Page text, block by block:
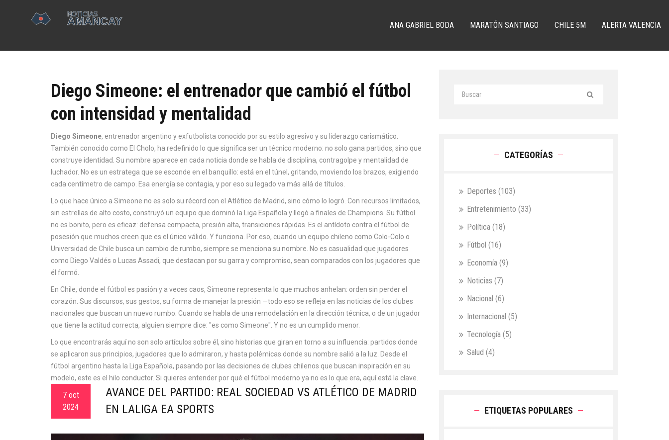
ANA GABRIEL BODA MARATÓN SANTIAGO CHILE 5M ALERTA VALENCIA
Diego Simeone: el entrenador que cambió el fútbol
con intensidad y mentalidad
Diego Simeone, entrenador argentino y exfutbolista conocido por su estilo agresivo y su liderazgo carismático
También conocido como El Cholo, ha redefinido lo que significa ser un técnico moderno: no solo gana partidos, sino que
construye identidad. Su nombre aparece en cada noticia donde se habla de disciplina, contragolpe y mentalidad de
luchador. No es un estratega que se esconde en el banquillo: está en el túnel, gritando, moviendo los brazos, exigiendo
cada centímetro de campo. Esa energía se contagia, y por eso su legado va más allá de títulos.
Lo que hace único a Simeone no es solo su récord con el Atlético de Madrid, sino cómo lo logró. Con recursos limitados,
sin estrellas de alto costo, construyó un equipo que dominó la Liga Española y llegó a finales de Champions. Su fútbol
no es bonito, pero es eficaz: defensa compacta, presión alta, transiciones rápidas. Es el antídoto contra el fútbol de
posesión que muchos creen que es el único válido. Y funciona. Por eso, cuando un equipo chileno como Colo-Colo o
Universidad de Chile busca un cambio de rumbo, siempre se menciona su nombre. No es casualidad que jugadores
como Diego Valdés o Lucas Assadi, que destacan por su garra y compromiso, sean comparados con los jugadores que
él formó.
En Chile, donde el fútbol es pasión y a veces caos, Simeone representa lo que muchos anhelan: orden sin perder el
corazón. Sus discursos, sus gestos, su forma de manejar la presión —todo eso se refleja en las noticias de los clubes
nacionales que buscan un nuevo rumbo. Cuando se habla de una remodelación en la dirección técnica, o de un jugador
que tiene la actitud correcta, alguien siempre dice: "es como Simeone". Y no es un cumplido menor.
Lo que encontrarás aquí no son solo artículos sobre él, sino historias que giran en torno a su influencia: partidos donde
se aplicaron sus principios, jugadores que lo admiraron, y hasta polémicas donde su nombre salió a la luz. Desde el
fútbol argentino hasta la Liga Española, pasando por las decisiones de clubes chilenos que buscan inspiración en su
modelo, este es el hilo conductor. Si quieres entender por qué el fútbol moderno ya no es lo que era, aquí está la clave.
7 oct
2024
AVANCE DEL PARTIDO: REAL SOCIEDAD VS ATLÉTICO DE MADRID
EN LALIGA EA SPORTS
CATEGORÍAS
Deportes (103)
Entretenimiento (33)
Política (18)
Fútbol (16)
Economía (9)
Noticias (7)
Nacional (6)
Internacional (5)
Tecnología (5)
Salud (4)
ETIQUETAS POPULARES